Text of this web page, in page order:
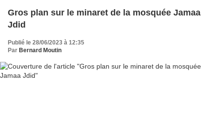
Gros plan sur le minaret de la mosquée Jamaa
Jdid
Publié le 28/06/2023 à 12:35
Par Bernard Moutin